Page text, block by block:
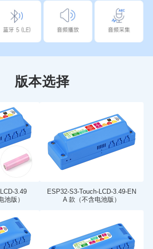
版本选择
3.49
池版）
ESP32-S3-Touch-LCD-3.49-EN
A 款（不含电池版）